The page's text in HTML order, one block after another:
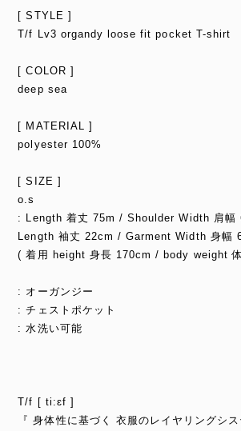
[ STYLE ]
T/f Lv3 organdy loose fit pocket T-shirt
[ COLOR ]
deep sea
[ MATERIAL ]
polyester 100%
[ SIZE ]
o.s
: Length 着丈 75m / Shoulder Width 肩幅
Length 袖丈 22cm / Garment Width 身幅
( 着用 height 身長 170cm / body weight
: オーガンジー
: チェストポケット
: 水洗い可能
T/f [ ti:ɛf ]
『 身体性に基づく 衣服のレイヤリングシス